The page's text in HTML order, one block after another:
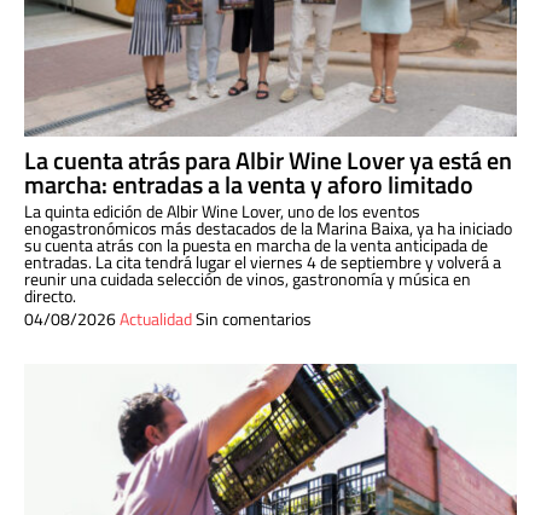
La cuenta atrás para Albir Wine Lover ya está en
marcha: entradas a la venta y aforo limitado
La quinta edición de Albir Wine Lover, uno de los eventos
enogastronómicos más destacados de la Marina Baixa, ya ha iniciado
su cuenta atrás con la puesta en marcha de la venta anticipada de
entradas. La cita tendrá lugar el viernes 4 de septiembre y volverá a
reunir una cuidada selección de vinos, gastronomía y música en
directo.
04/08/2026ActualidadSin comentarios